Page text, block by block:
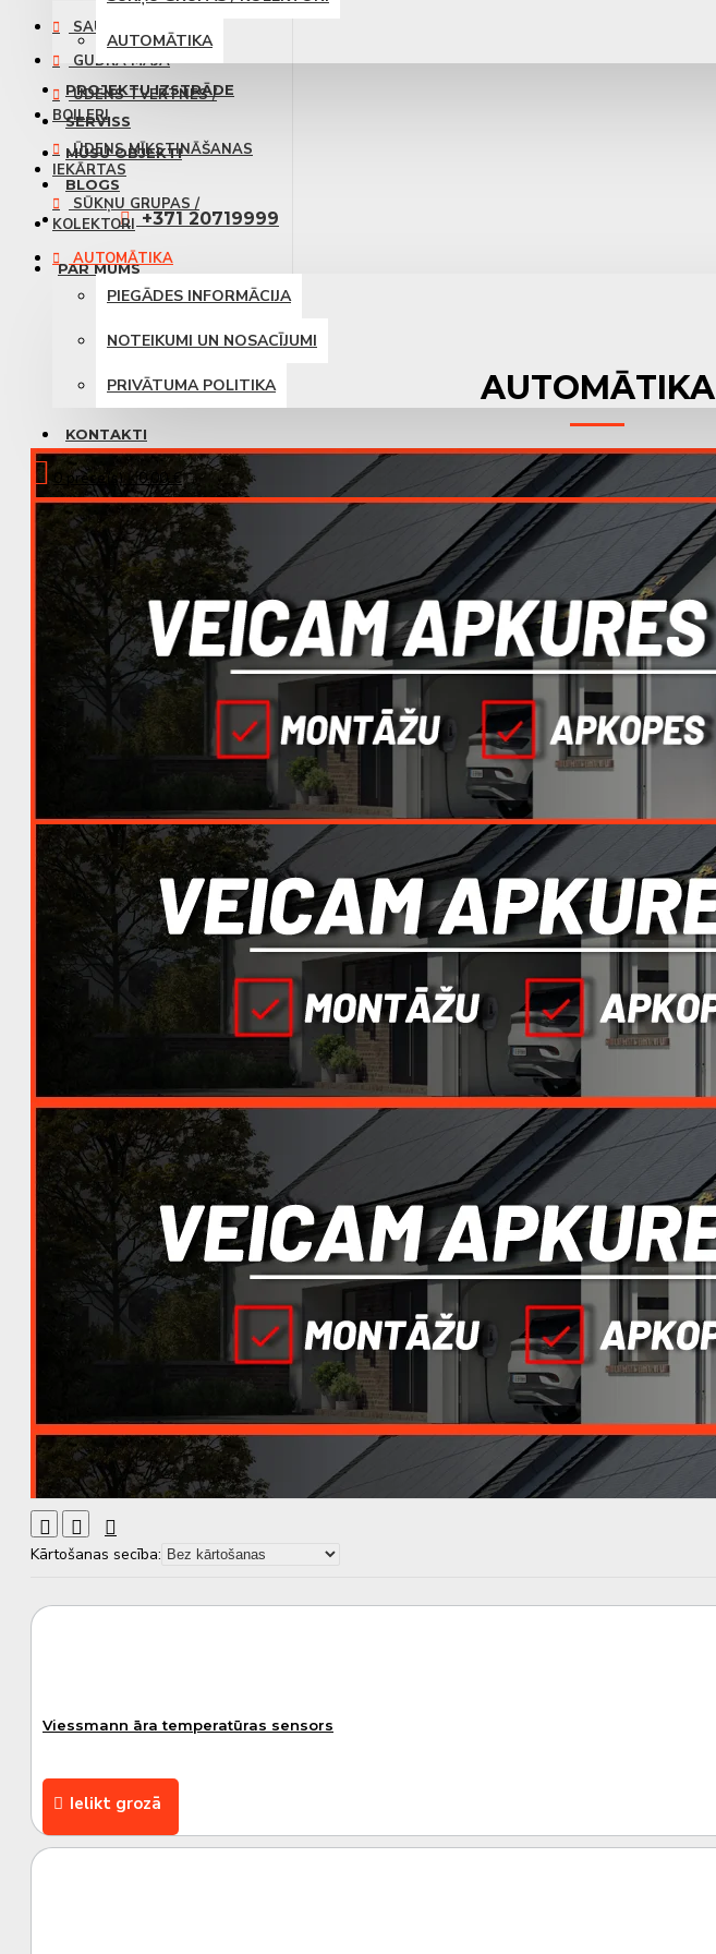
AUTOMĀTIKA
PROJEKTU IZSTRĀDE
SERVISS
MŪSU OBJEKTI
BLOGS
+371 20719999
PAR MUMS
PIEGĀDES INFORMĀCIJA
NOTEIKUMI UN NOSACĪJUMI
PRIVĀTUMA POLITIKA
KONTAKTI
0 prece(s) - 0.00 €
Jūsu pirkumu grozs ir tukšs!
SAULES PANEĻI
GUDRĀ MĀJA
ŪDENS TVERTNES /
BOILERI
ŪDENS MĪKSTINĀŠANAS
IEKĀRTAS
SŪKŅU GRUPAS /
KOLEKTORI
AUTOMĀTIKA
AUTOMĀTIKA
Kārtošanas secība:
Viessmann āra temperatūras sensors
Ielikt grozā